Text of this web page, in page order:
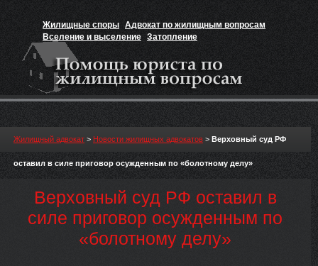
Жилищные споры Адвокат по жилищным вопросам
Вселение и выселение Затопление
Признание прав на жильё
Жилищный адвокат > Новости жилищных адвокатов > Верховный суд РФ
оставил в силе приговор осужденным по «болотному делу»
Верховный суд РФ оставил в
силе приговор осужденным по
«болотному делу»